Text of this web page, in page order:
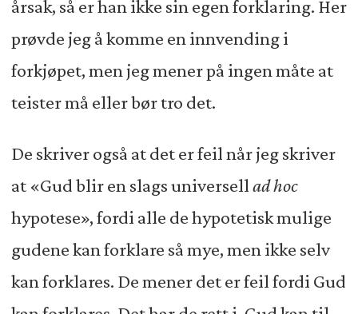
årsak, så er han ikke sin egen forklaring. Her
prøvde jeg å komme en innvending i
forkjøpet, men jeg mener på ingen måte at
teister må eller bør tro det.
De skriver også at det er feil når jeg skriver
at «Gud blir en slags universellad hoc
hypotese», fordi alle de hypotetisk mulige
gudene kan forklare så mye, men ikke selv
kan forklares. De mener det er feil fordi Gud